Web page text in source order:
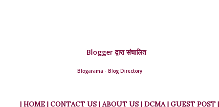
vekhan nu, Chuk charkha gali de vich paanwan, Ve loka
paane main katdi, Tand teriyan yaadan de paanwan. Charkhe
Blogger द्वारा संचालित
Blogarama - Blog Directory
| HOME | CONTACT US |ABOUT US | DCMA | GUEST POST |